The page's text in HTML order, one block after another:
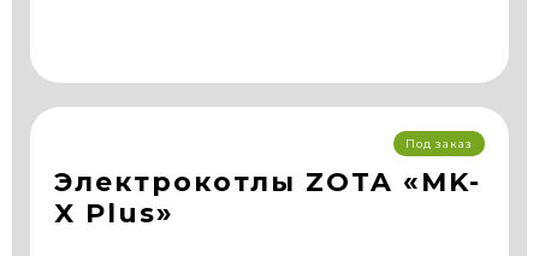
Электрокотлы ZOTA «MK-
X Plus»
Под заказ